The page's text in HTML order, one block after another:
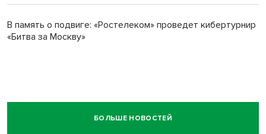
В память о подвиге: «Ростелеком» проведет кибертурнир
«Битва за Москву»
БОЛЬШЕ НОВОСТЕЙ